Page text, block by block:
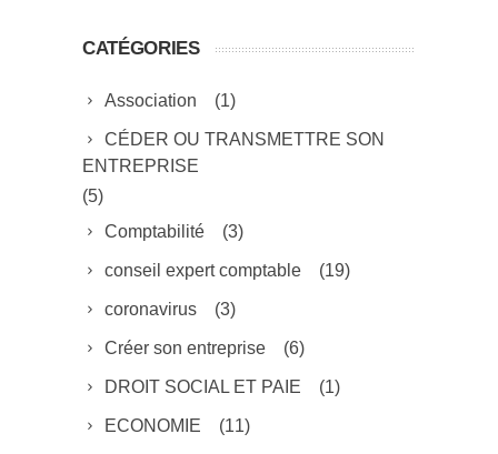
CATÉGORIES
Association (1)
CÉDER OU TRANSMETTRE SON
ENTREPRISE
(5)
Comptabilité
(3)
conseil expert comptable (19)
coronavirus (3)
Créer son entreprise (6)
DROIT SOCIAL ET PAIE (1)
ECONOMIE (11)